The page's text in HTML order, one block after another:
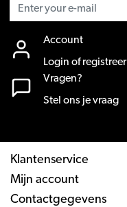
Account
Login of registreer
Vragen?
Stel ons je vraag
Klantenservice
Mijn account
Contactgegevens